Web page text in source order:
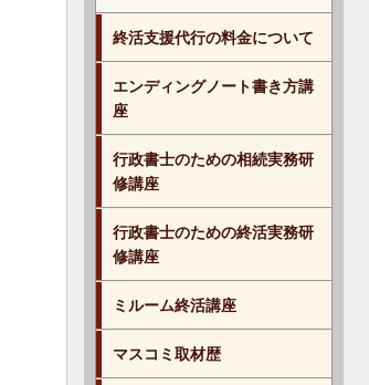
終活支援代行の料金について
エンディングノート書き方講
座
行政書士のための相続実務研
修講座
行政書士のための終活実務研
修講座
ミルーム終活講座
マスコミ取材歴